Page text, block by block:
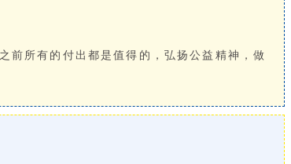
前所有的付出都是值得的，弘扬公益精神，做